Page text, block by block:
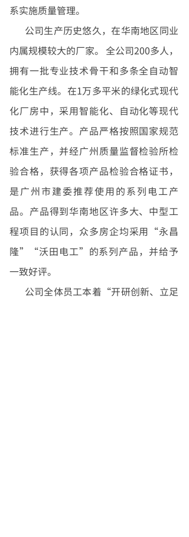
系实施质量管理。
公司生产历史悠久，在华南地区同业
内属规模较大的厂家。 全公司200多人，
拥有一批专业技术骨干和多条全自动智
能化生产线。在1万多平米的绿化式现代
化厂房中，采用智能化、自动化等现代
技术进行生产。产品严格按照国家规范
标准生产，并经广州质量监督检验所检
验合格，获得各项产品检验合格证书，
是广州市建委推荐使用的系列电工产
品。产品得到华南地区许多大、中型工
程项目的认同，众多房企均采用“永昌
隆”“沃田电工”的系列产品，并给予
一致好评。
公司全体员工本着“开研创新、立足